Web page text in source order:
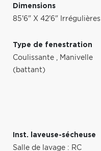
Dimensions
85'6" X 42'6" Irrégulières
Type de fenestration
Coulissante , Manivelle
(battant)
Inst. laveuse-sécheuse
Salle de lavage : RC